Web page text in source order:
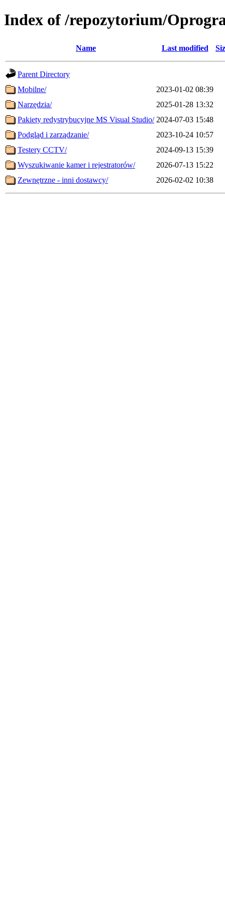
Index of /repozytorium/
Name Last modified
Parent Directory
Mobilne/
2023-01-02 08:39
Narzędzia/
2025-01-28 13:32
Pakiety redystrybucyjne MS Visual Studio/ 2024-07-03 15:48
Podgląd i zarządzanie/
2023-10-24 10:57
Testery CCTV/
2024-09-13 15:39
Wyszukiwanie kamer i rejestratorów/
2026-07-13 15:22
Zewnętrzne - inni dostawcy/
2026-02-02 10:38